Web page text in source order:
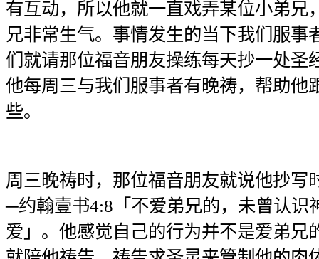
有互动，所以他就一直戏弄某位小弟兄
兄非常生气。事情发生的当下我们服事
们就请那位福音朋友操练每天抄一处圣
他每周三与我们服事者有晚祷，帮助他
些。
周三晚祷时，那位福音朋友就说他抄写
─约翰壹书4:8「不爱弟兄的，未曾认识
爱」。他感觉自己的行为并不是爱弟兄